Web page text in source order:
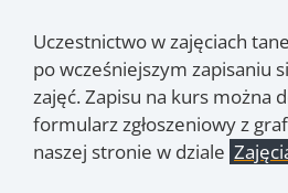
Uczestnictwo w zajęciach
po wcześniejszym zapisaniu
zajęć. Zapisu na kurs można
formularz zgłoszeniowy z
naszej stronie w dziale